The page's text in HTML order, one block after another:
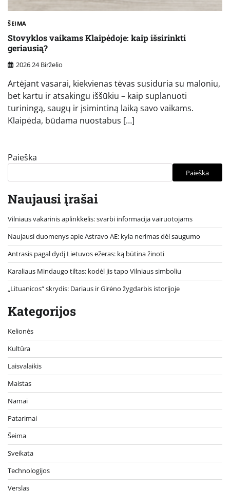
ŠEIMA
Stovyklos vaikams Klaipėdoje: kaip išsirinkti
geriausią?
2026 24 Birželio
Artėjant vasarai, kiekvienas tėvas susiduria su maloniu,
bet kartu ir atsakingu iššūkiu – kaip suplanuoti
turiningą, saugų ir įsimintiną laiką savo vaikams.
Klaipėda, būdama nuostabus […]
Paieška
Paieška
Naujausi įrašai
Vilniaus vakarinis aplinkkelis: svarbi informacija vairuotojams
Naujausi duomenys apie Astravo AE: kyla nerimas dėl saugumo
Antrasis pagal dydį Lietuvos ežeras: ką būtina žinoti
Karaliaus Mindaugo tiltas: kodėl jis tapo Vilniaus simboliu
„Lituanicos“ skrydis: Dariaus ir Girėno žygdarbis istorijoje
Kategorijos
Kelionės
Kultūra
Laisvalaikis
Maistas
Namai
Patarimai
Šeima
Sveikata
Technologijos
Verslas